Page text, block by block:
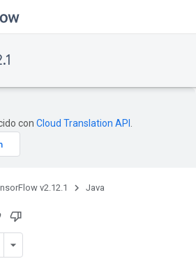
con Cloud Translation API
v2.12.1 Java